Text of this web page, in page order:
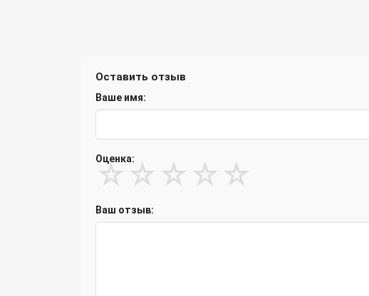
Оставить отзыв
Ваше имя:
Оценка:
☆ ☆ ☆ ☆ ☆
Ваш отзыв: